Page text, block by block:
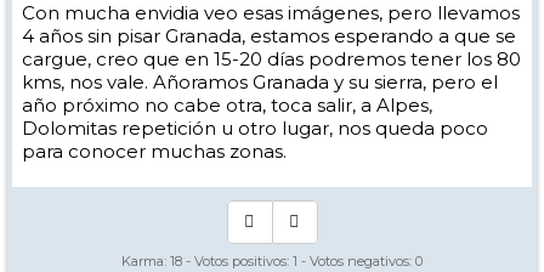
Con mucha envidia veo esas imágenes, pero llevamos
4 años sin pisar Granada, estamos esperando a que se
cargue, creo que en 15-20 días podremos tener los 80
kms, nos vale. Añoramos Granada y su sierra, pero el
año próximo no cabe otra, toca salir, a Alpes,
Dolomitas repetición u otro lugar, nos queda poco
para conocer muchas zonas.
Karma: 18 - Votos positivos: 1 - Votos negativos: 0